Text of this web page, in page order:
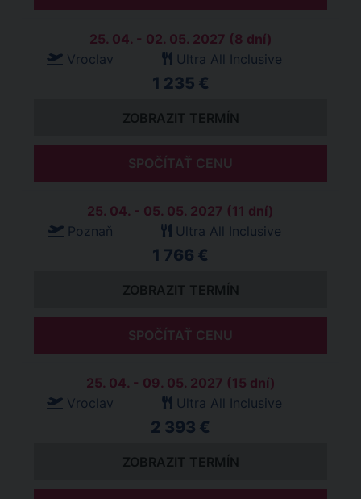
25. 04. - 02. 05. 2027 (8 dní)
Vroclav
Ultra All Inclusive
1 235 €
ZOBRAZIT TERMÍN
SPOČÍTAŤ CENU
25. 04. - 05. 05. 2027 (11 dní)
Poznaň
Ultra All Inclusive
1 766 €
ZOBRAZIT TERMÍN
SPOČÍTAŤ CENU
25. 04. - 09. 05. 2027 (15 dní)
Vroclav
Ultra All Inclusive
2 393 €
ZOBRAZIT TERMÍN